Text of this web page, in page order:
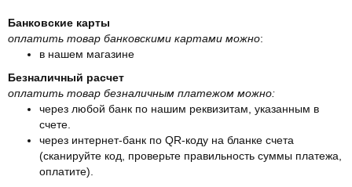
Банковские карты
оплатить товар банковскими картами можно:
в нашем магазине
Безналичный расчет
оплатить товар безналичным платежом можно:
через любой банк по нашим реквизитам, указанным в
счете.
через интернет-банк по QR-коду на бланке счета
(сканируйте код, проверьте правильность суммы платежа,
оплатите).